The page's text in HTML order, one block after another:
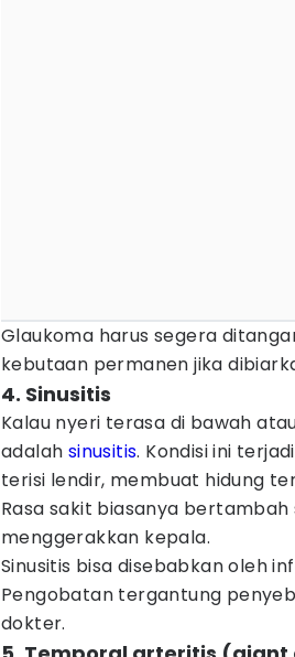
Glaukoma harus segera
kebutaan permanen jika
4. Sinusitis
Kalau nyeri terasa di bawah
adalah sinusitis. Kondisi ini
terisi lendir, membuat hidung
Rasa sakit biasanya
menggerakkan kepala.
Sinusitis bisa disebabkan oleh
Pengobatan tergantung
dokter.